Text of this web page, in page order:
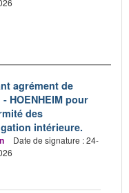
agrément de
HOENHEIM pour
des
intérieure.
Date de signature : 24-